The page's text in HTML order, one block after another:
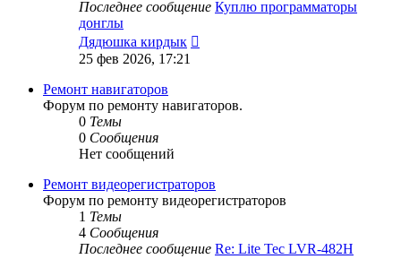
Последнее сообщение Куплю программаторы
донглы
Дядюшка кирдык
25 фев 2026, 17:21
Ремонт навигаторов
Форум по ремонту навигаторов.
0 Темы
0 Сообщения
Нет сообщений
Ремонт видеорегистраторов
Форум по ремонту видеорегистраторов
1 Темы
4 Сообщения
Последнее сообщение Re: Lite Tec LVR-482H